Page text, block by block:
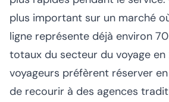
plus important sur un marché
ligne représente déjà environ
totaux du secteur du voyage en
voyageurs préfèrent réserver
de recourir à des agences